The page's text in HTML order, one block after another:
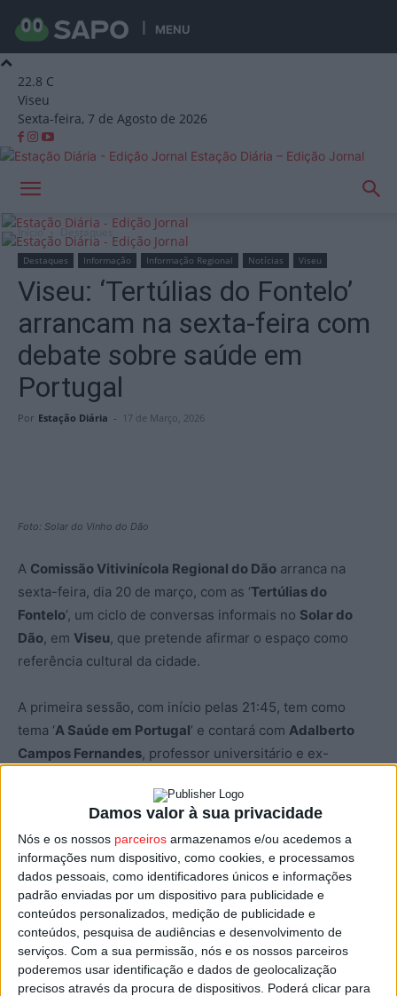
Damos valor à sua privacidade
Nós e os nossos parceiros armazenamos e/ou acedemos a
informações num dispositivo, como cookies, e processamos
dados pessoais, como identificadores únicos e informações
padrão enviadas por um dispositivo para publicidade e
conteúdos personalizados, medição de publicidade e
conteúdos, pesquisa de audiências e desenvolvimento de
serviços. Com a sua permissão, nós e os nossos parceiros
poderemos usar identificação e dados de geolocalização
precisos através da procura de dispositivos. Poderá clicar para
MENU
22.8 C
Viseu
Sexta-feira, 7 de Agosto de 2026
Estação Diária – Edição Jornal
Início Destaques
Destaques Informação Informação Regional Notícias Viseu
Viseu: ‘Tertúlias do Fontelo’
arrancam na sexta-feira com
debate sobre saúde em
Portugal
Por Estação Diária - 17 de Março, 2026
Foto: Solar do Vinho do Dão
A Comissão Vitivinícola Regional do Dão arranca na
sexta-feira, dia 20 de março, com as ‘Tertúlias do
Fontelo’, um ciclo de conversas informais no Solar do
Dão, em Viseu, que pretende afirmar o espaço como
referência cultural da cidade.
A primeira sessão, com início pelas 21:45, tem como
tema ‘A Saúde em Portugal’ e contará com Adalberto
Campos Fernandes, professor universitário e ex-
Nacional de Saúde enfrenta desafios estruturais. A
abertura estará a cargo do Presidente da Câmara
Municipal de Viseu,João Azevedo.
O ciclo promete trazer ao Solar do Dão figuras nacionais
de referência de diversas áreas, para debater temas
fraturantes da atualidade num ambiente descontraído. A
iniciativa é organizada pela CVR do Dão em parceria com
o Município de Viseu.